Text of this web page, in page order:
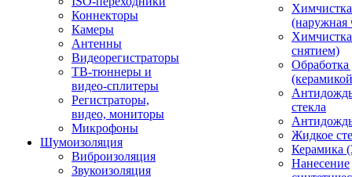
Коннекторы
Камеры
Антенны
Видеорегистраторы
ТВ-тюннеры и
видео-сплитеры
Регистраторы,
видео, мониторы
Микрофоны
Шумоизоляция
Виброизоляция
Звукоизоляция
(наружная
снятием)
Обработка
стекла
Жидкое
Керамика
Нанесение